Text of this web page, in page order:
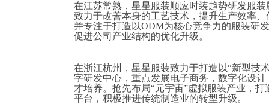
在江苏常熟，星星服装顺应时装趋势研发服装
致力于改善本身的工艺技术，提升生产效率、
并专注于打造以ODM为核心竞争力的服装研
促进公司产业结构的优化升级。
在浙江杭州，星星服装致力于打造以“新型技
字研发中心，重点发展电子商务，数字化设计
才培养。抢先布局“元宇宙”虚拟服装产业，打
平台，积极推进传统制造业的转型升级。